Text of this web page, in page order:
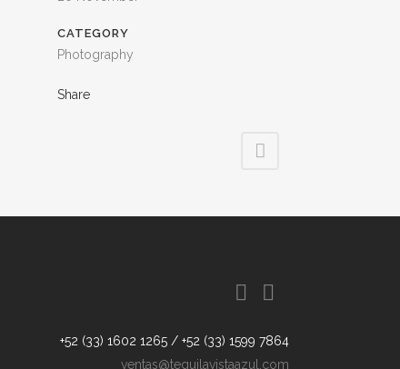
CATEGORY
Photography
Share
+52 (33) 1602 1265 / +52 (33) 1599 7864
ventas@tequilavistaazul.com